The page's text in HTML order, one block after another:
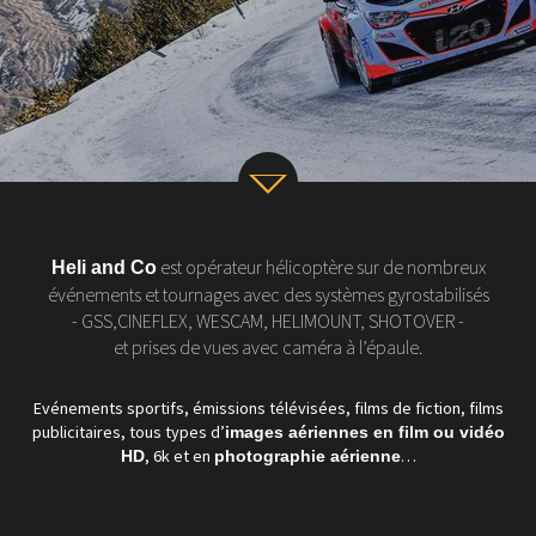
v
Heli and Coest opérateur hélicoptère sur de nombreux
événements et tournages avec des systèmes gyrostabilisés
- GSS,CINEFLEX, WESCAM, HELIMOUNT, SHOTOVER -
et prises de vues avec caméra à l’épaule.
Evénements sportifs, émissions télévisées, films de fiction, films
publicitaires, tous types d’images aériennes en film ou vidéo
HD, 6k et en photographie aérienne…